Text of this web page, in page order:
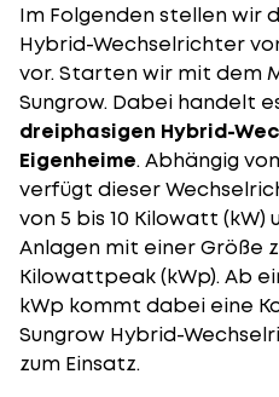
Im Folgenden stellen wir
Hybrid-Wechselrichter
vor. Starten wir mit dem
Sungrow. Dabei handelt
dreiphasigen Hybrid-
Eigenheime. Abhängig
verfügt dieser
von 5 bis 10 Kilowatt
Anlagen mit einer Größe
Kilowattpeak (kWp). Ab
kWp kommt dabei eine
Sungrow Hybrid-
zum Einsatz.